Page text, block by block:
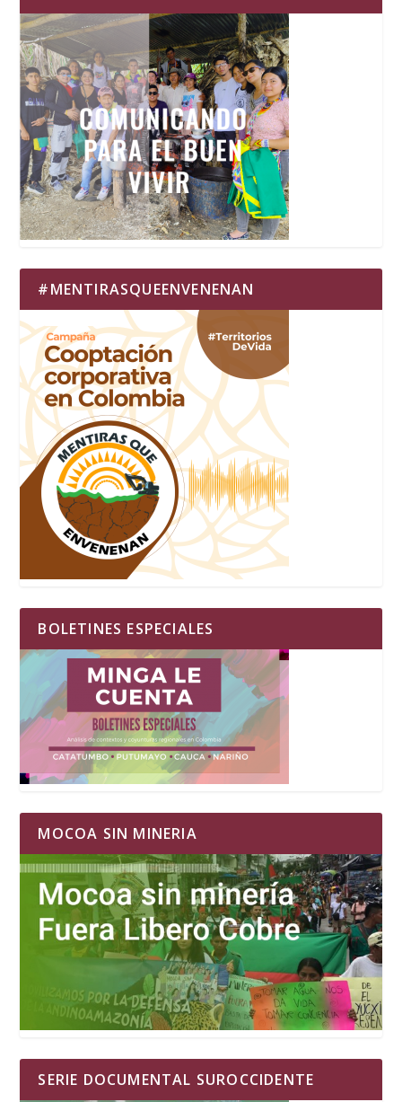
#MENTIRASQUEENVENENAN
BOLETINES ESPECIALES
MOCOA SIN MINERIA
SERIE DOCUMENTAL SUROCCIDENTE